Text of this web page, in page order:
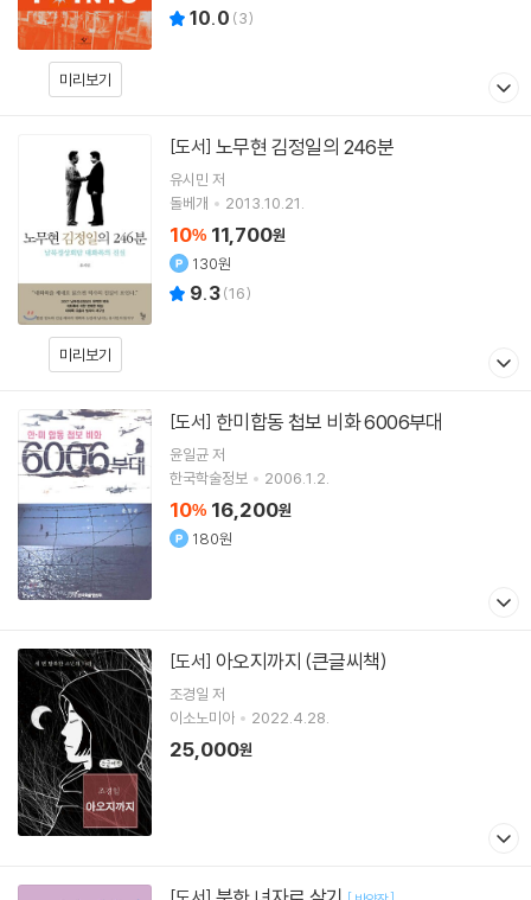
미리보기
10.0 (3)
미리보기
[도서] 노무현 김정일의 246분
유시민 저
돌베개
2013.10.21.
10% 11,700원
130원
9.3(16)
[도서] 한미합동 첩보 비화 6006부대
윤일균 저
한국학술정보
2006.1.2.
10% 16,200원
180원
[도서] 아오지까지 (큰글씨책)
조경일 저
이소노미아
2022.4.28.
25,000원